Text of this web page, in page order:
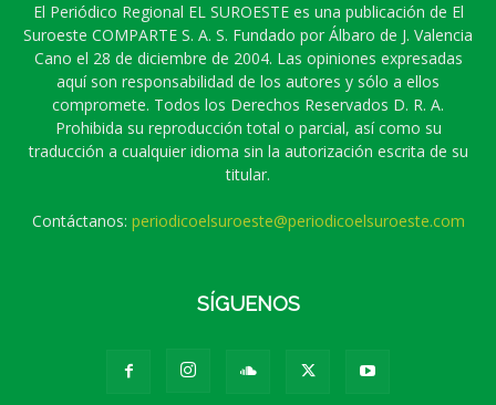
El Periódico Regional EL SUROESTE es una publicación de El
Suroeste COMPARTE S. A. S. Fundado por Álbaro de J. Valencia
Cano el 28 de diciembre de 2004. Las opiniones expresadas
aquí son responsabilidad de los autores y sólo a ellos
compromete. Todos los Derechos Reservados D. R. A.
Prohibida su reproducción total o parcial, así como su
traducción a cualquier idioma sin la autorización escrita de su
titular.
Contáctanos: periodicoelsuroeste@periodicoelsuroeste.com
SÍGUENOS